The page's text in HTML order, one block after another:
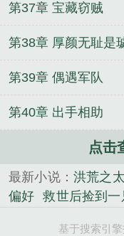
第37章 宝藏窃贼
第38章 厚颜无耻是
第39章 偶遇军队
第40章 出手相助
点击
最新小说： 洪荒之
偏好
救世后捡到一
基于搜索引